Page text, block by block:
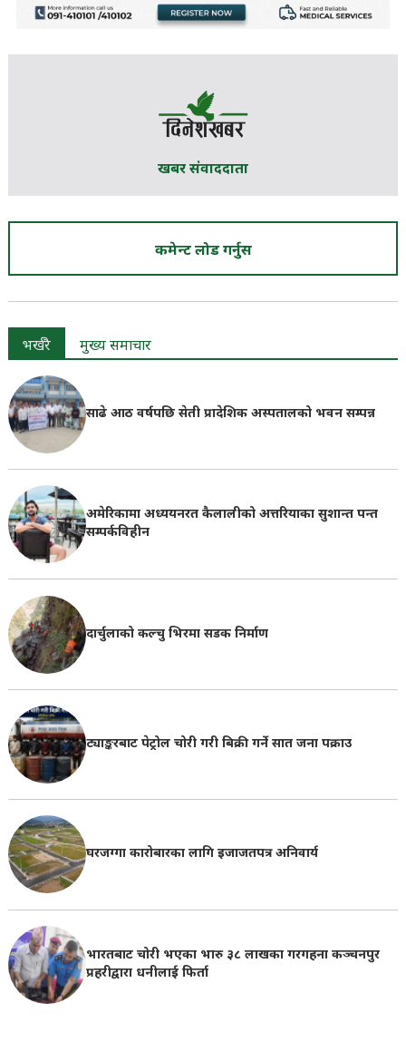
खबर संवाददाता
कमेन्ट लोड गर्नुस
भर्खरै मुख्य समाचार
साढे आठ वर्षपछि सेती प्रादेशिक अस्पतालको भवन सम्पन्न
अमेरिकामा अध्ययनरत कैलालीको अत्तरियाका सुशान्त पन्त
सम्पर्कविहीन
दार्चुलाको कल्चु भिरमा सडक निर्माण
ट्याङ्करबाट पेट्रोल चोरी गरी बिक्री गर्ने सात जना पक्राउ
घरजग्गा कारोबारका लागि इजाजतपत्र अनिवार्य
भारतबाट चोरी भएका भारु ३८ लाखका गरगहना कञ्चनपुर
प्रहरीद्वारा धनीलाई फिर्ता